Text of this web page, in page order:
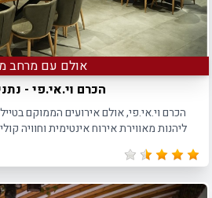
אולם עם מרחב
הכרם וי.אי.פי -
הכרם וי.אי.פי, אולם אירועים הממוקם
ליהנות מאווירת אירוח אינטימית וחוויה